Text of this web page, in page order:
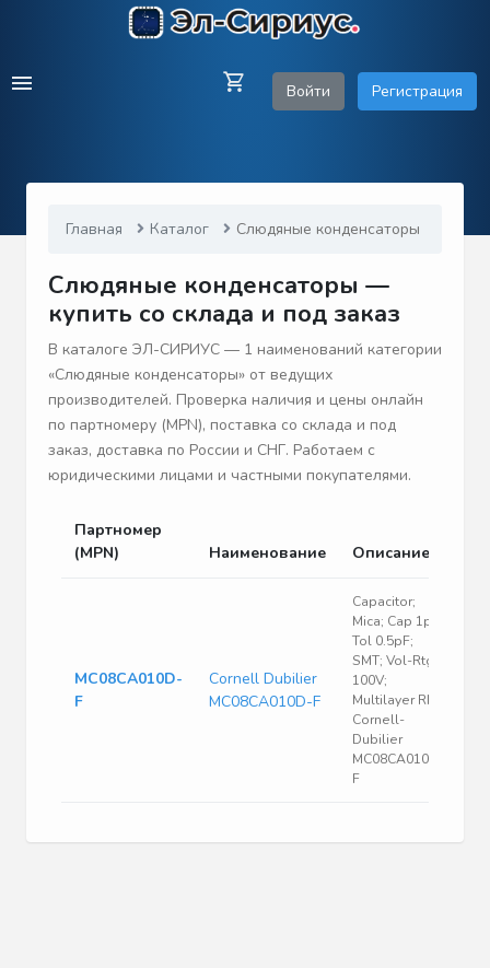
Войти Регистрация
Главная Каталог Слюдяные конденсаторы
Слюдяные конденсаторы —
купить со склада и под заказ
В каталоге ЭЛ-СИРИУС — 1 наименований категории
«Слюдяные конденсаторы» от ведущих
производителей. Проверка наличия и цены онлайн
по партномеру (MPN), поставка со склада и под
заказ, доставка по России и СНГ. Работаем с
юридическими лицами и частными покупателями.
Партномер
(MPN)
Наименование Описание
MC08CA010D-
F
Cornell Dubilier
MC08CA010D-F
Capacitor;
Mica; Cap 1pF;
Tol 0.5pF;
SMT; Vol-Rtg
100V;
Multilayer RF |
Cornell-
Dubilier
MC08CA010D-
F